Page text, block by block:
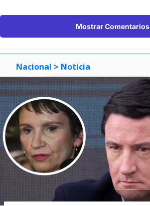
Mostrar Comentarios
Nacional > Noticia